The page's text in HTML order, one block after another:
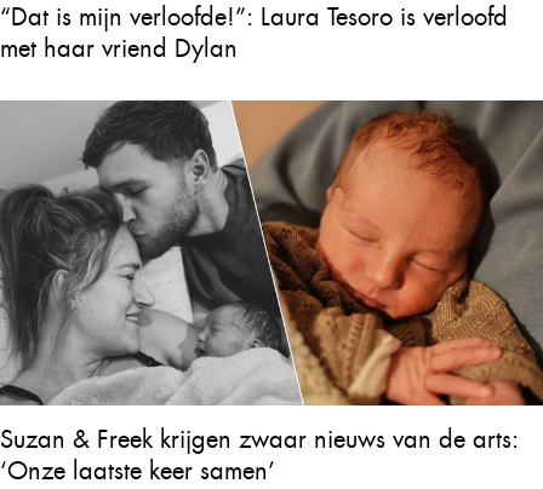
“Dat is mijn verloofde!”: Laura Tesoro is verloofd
met haar vriend Dylan
Suzan & Freek krijgen zwaar nieuws van de arts:
‘Onze laatste keer samen’